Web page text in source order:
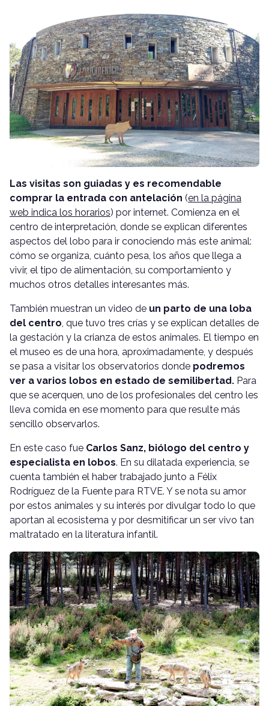
Las visitas son guiadas y es recomendable
comprar la entrada con antelación (en la página
web indica los horarios) por internet. Comienza en el
centro de interpretación, donde se explican diferentes
aspectos del lobo para ir conociendo más este animal:
cómo se organiza, cuánto pesa, los años que llega a
vivir, el tipo de alimentación, su comportamiento y
muchos otros detalles interesantes más.
También muestran un video de un parto de una loba
del centro , que tuvo tres crías y se explican detalles de
la gestación y la crianza de estos animales. El tiempo en
el museo es de una hora, aproximadamente, y después
se pasa a visitar los observatorios donde podremos
ver a varios lobos en estado de semilibertad. Para
que se acerquen, uno de los profesionales del centro les
lleva comida en ese momento para que resulte más
sencillo observarlos.
En este caso fue Carlos Sanz, biólogo del centro y
especialista en lobos. En su dilatada experiencia, se
cuenta también el haber trabajado junto a Félix
Rodríguez de la Fuente para RTVE. Y se nota su amor
por estos animales y su interés por divulgar todo lo que
aportan al ecosistema y por desmitificar un ser vivo tan
maltratado en la literatura infantil.